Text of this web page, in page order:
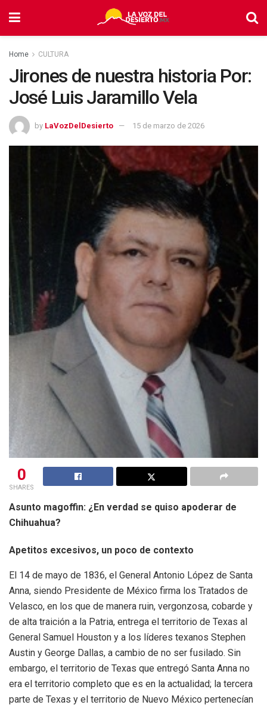
Home CULTURA
Jirones de nuestra historia Por:
José Luis Jaramillo Vela
by LaVozDelDesierto 15 de marzo de 2026
0
SHARES
Asunto magoffin: ¿En verdad se quiso apoderar de
Chihuahua?
Apetitos excesivos, un poco de contexto
El 14 de mayo de 1836, el General Antonio López de Santa
Anna, siendo Presidente de México firma los Tratados de
Velasco, en los que de manera ruin, vergonzosa, cobarde y
de alta traición a la Patria, entrega el territorio de Texas al
General Samuel Houston y a los líderes texanos Stephen
Austin y George Dallas, a cambio de no ser fusilado. Sin
embargo, el territorio de Texas que entregó Santa Anna no
era el territorio completo que es en la actualidad; la tercera
parte de Texas y el territorio de Nuevo México pertenecían